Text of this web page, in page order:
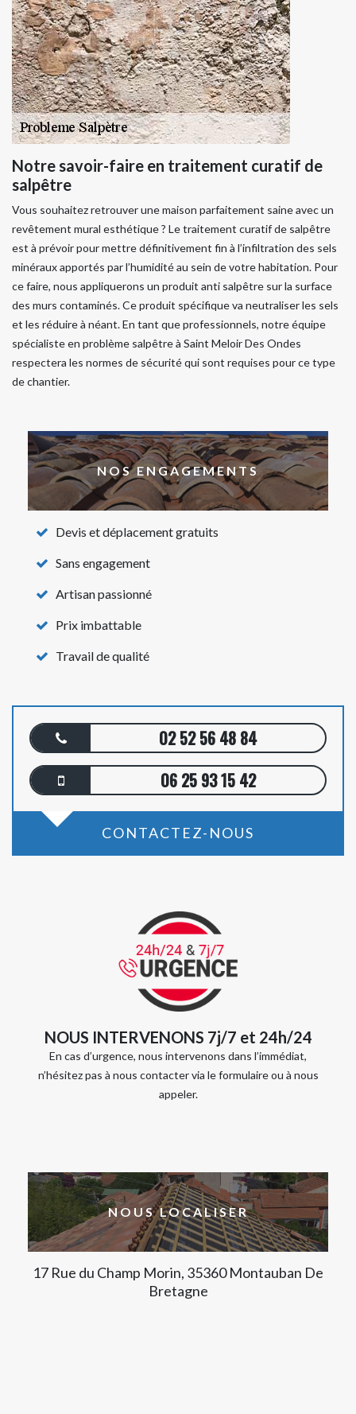
Notre savoir-faire en traitement curatif de
salpêtre
Vous souhaitez retrouver une maison parfaitement saine avec un
revêtement mural esthétique ? Le traitement curatif de salpêtre
est à prévoir pour mettre définitivement fin à l’infiltration des sels
minéraux apportés par l’humidité au sein de votre habitation. Pour
ce faire, nous appliquerons un produit anti salpêtre sur la surface
des murs contaminés. Ce produit spécifique va neutraliser les sels
et les réduire à néant. En tant que professionnels, notre équipe
spécialiste en problème salpêtre à Saint Meloir Des Ondes
respectera les normes de sécurité qui sont requises pour ce type
de chantier.
NOS ENGAGEMENTS
Devis et déplacement gratuits
Sans engagement
Artisan passionné
Prix imbattable
Travail de qualité
02 52 56 48 84
06 25 93 15 42
CONTACTEZ-NOUS
NOUS INTERVENONS 7j/7 et 24h/24
En cas d’urgence, nous intervenons dans l’immédiat,
n’hésitez pas à nous contacter via le formulaire ou à nous
appeler.
NOUS LOCALISER
17 Rue du Champ Morin, 35360 Montauban De
Bretagne